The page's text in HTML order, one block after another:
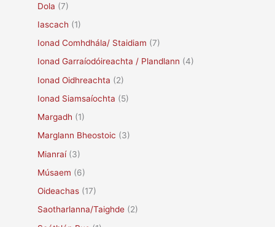
Dola (7)
Iascach (1)
Ionad Comhdhála/ Staidiam (7)
Ionad Garraíodóireachta / Plandlann (4)
Ionad Oidhreachta (2)
Ionad Siamsaíochta (5)
Margadh (1)
Marglann Bheostoic (3)
Mianraí(3)
Músaem (6)
Oideachas (17)
Saotharlanna/Taighde (2)